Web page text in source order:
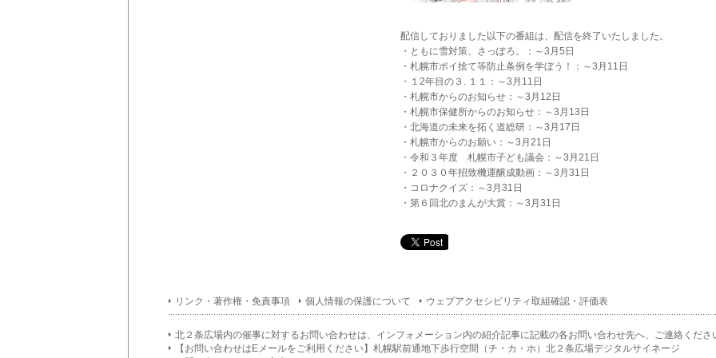
配信しておりました以下の番組は、配信を終了いたしました。
・ともに雪対策、さっぽろ。：～3月5日
・札幌市ポイ捨て等防止条例を学ぼう！：～3月11日
・１2年目の３. １１：～3月11日
・札幌市からのお知らせ：～3月12日
・札幌市保健所からのお知らせ：～3月13日
・北海道の未来を拓く道総研：～3月17日
・札幌市からのお願い：～3月21日
・令和３年度 札幌市子ども議会：～3月21日
・２０３０年招致機運醸成動画：～3月31日
・コロナクイズ：～3月31日
・第６回北のまんが大賞：～3月31日
リンク・著作権・免責事項 個人情報の保護について ウェブアクセシビリティ取組確認・評価表
北２条広場内の催事に対するお問い合わせは、インフォメーション内の紹介記事に記載の各お問い合わせ先へ、ご連絡くださ
【お問い合わせはEメールをご利用ください】札幌駅前通地下歩行空間（チ・カ・ホ）北２条広場デジタルサイネージ